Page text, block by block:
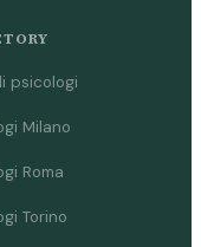
psicologi
Milano
Roma
Torino